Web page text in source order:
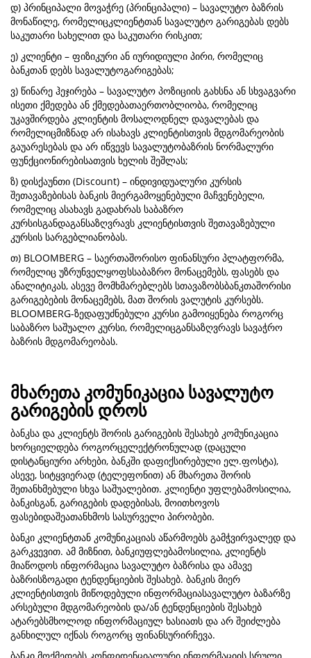
დ) პრინციპალი მოვაჭრე (პრინციპალი) – სავალუტო ბაზრის
მონაწილე, რომელიცკლიენტთან სავალუტო გარიგებას დებს
საკუთარი სახელით და საკუთარი რისკით;
ე) კლიენტი – ფიზიკური ან იურიდიული პირი, რომელიც
ბანკთან დებს სავალუტოგარიგებას;
ვ) წინარე ჰეჯირება – სავალუტო პოზიციის გახსნა ან სხვაგვარი
ისეთი ქმედება ან ქმედებათაერთობლიობა, რომელიც
უკავშირდება კლიენტის მოსალოდნელ დავალებას და
რომელიცმიზნად არ ისახავს კლიენტისთვის მდგომარეობის
გაუარესებას და არ იწვევს სავალუტობაზრის ნორმალური
ფუნქციონირებისათვის ხელის შეშლას;
ზ) დისქაუნთი (Discount) – ინდივიდუალური კურსის
შეთავაზებისას ბანკის მიერგამოყენებული მაჩვენებელი,
რომელიც ასახავს გადახრას საბაზრო
კურსისგანდაგანსაზღვრავს კლიენტისთვის შეთავაზებული
კურსის სარგებლიანობას.
თ) BLOOMBERG – საერთაშორისო ფინანსური პლატფორმა,
რომელიც უზრუნველყოფსსაბაზრო მონაცემებს, ფასებს და
ანალიტიკას, ასევე მომხმარებლებს სთავაზობსბანკთაშორისი
გარიგებების მონაცემებს, მათ შორის ვალუტის კურსებს.
BLOOMBERG-ზედაფუძნებული კურსი გამოიყენება როგორც
საბაზრო საშუალო კურსი, რომელიცგანსაზღვრავს სავაჭრო
ბაზრის მდგომარეობას.
მხარეთა კომუნიკაცია სავალუტო
გარიგების დროს
ბანკსა და კლიენტს შორის გარიგების შესახებ კომუნიკაცია
ხორციელდება როგორცელექტრონულად (დაცული
დისტანციური არხები, ბანკში დაფიქსირებული ელ.ფოსტა),
ასევე, სიტყვიერად (ტელეფონით) ან მხარეთა შორის
შეთანხმებული სხვა საშუალებით. კლიენტი უფლებამოსილია,
ბანკისგან, გარიგების დადებისას, მოითხოვოს
ფასებიდაშეათანხმოს სასურველი პირობები.
ბანკი კლიენტთან კომუნიკაციას აწარმოებს გამჭვირვალედ და
გარკვევით. ამ მიზნით, ბანკიუფლებამოსილია, კლიენტს
მიაწოდოს ინფორმაცია სავალუტო ბაზრისა და ამავე
ბაზრისზოგადი ტენდენციების შესახებ. ბანკის მიერ
კლიენტისთვის მიწოდებული ინფორმაციასავალუტო ბაზარზე
არსებული მდგომარეობის და/ან ტენდენციების შესახებ
ატარებსმხოლოდ ინფორმაციულ ხასიათს და არ შეიძლება
განხილულ იქნას როგორც ფინანსურირჩევა.